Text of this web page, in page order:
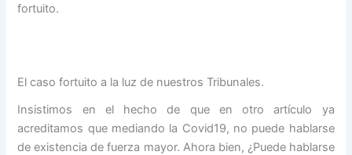
fortuito.
El caso fortuito a la luz de nuestros Tribunales.
Insistimos en el hecho de que en otro artículo ya
acreditamos que mediando la Covid19, no puede hablarse
de existencia de fuerza mayor. Ahora bien, ¿Puede hablarse